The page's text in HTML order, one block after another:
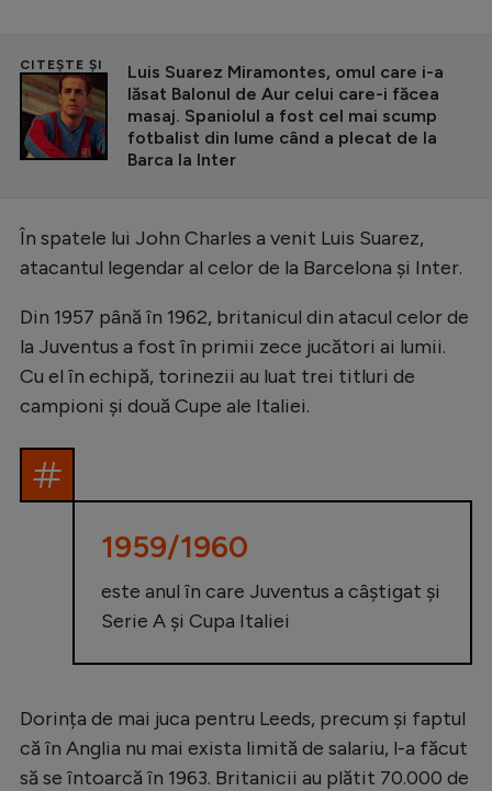
CITEȘTE ȘI
Luis Suarez Miramontes, omul care i-a
lăsat Balonul de Aur celui care-i făcea
masaj. Spaniolul a fost cel mai scump
fotbalist din lume când a plecat de la
Barca la Inter
În spatele lui John Charles a venit Luis Suarez,
atacantul legendar al celor de la Barcelona și Inter.
Din 1957 până în 1962, britanicul din atacul celor de
la Juventus a fost în primii zece jucători ai lumii.
Cu el în echipă, torinezii au luat trei titluri de
campioni și două Cupe ale Italiei.
1959/1960
este anul în care Juventus a câștigat și
Serie A și Cupa Italiei
Dorința de mai juca pentru Leeds, precum și faptul
că în Anglia nu mai exista limită de salariu, l-a făcut
să se întoarcă în 1963. Britanicii au plătit 70.000 de